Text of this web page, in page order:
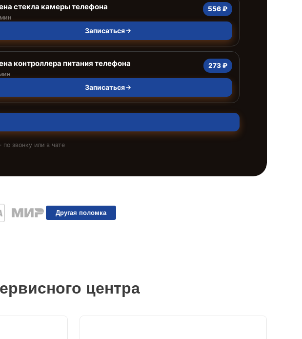
стекла камеры телефона 556 ₽
Записаться
контроллера питания телефона 273 ₽
Записаться
звонку или в чате
Другая поломка
центра